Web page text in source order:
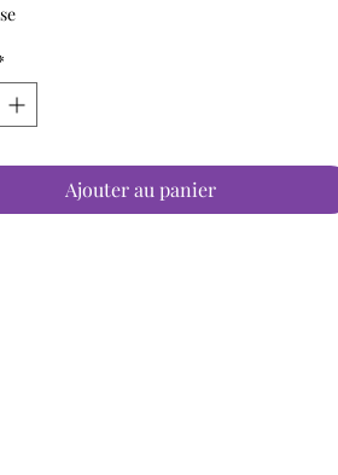
Ajouter au panier